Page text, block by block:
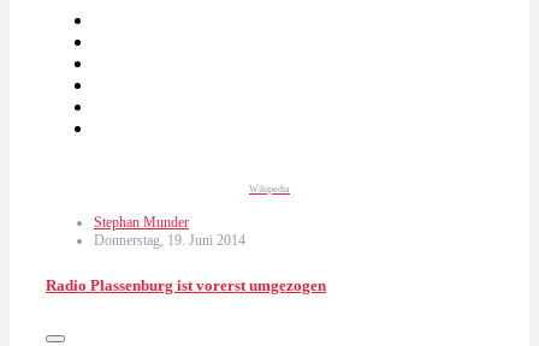
Wikipedia
Stephan Munder
Donnerstag, 19. Juni 2014
Radio Plassenburg ist vorerst umgezogen